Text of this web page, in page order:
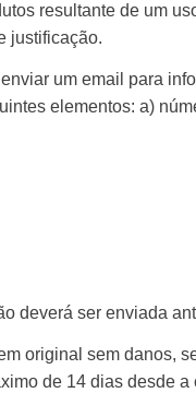
resultante de um
justificação.
um email para
elementos: a)
deverá ser enviada
original sem danos,
de 14 dias desde